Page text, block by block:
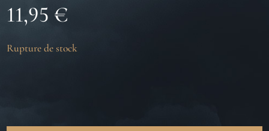
11,95 €
Rupture de stock